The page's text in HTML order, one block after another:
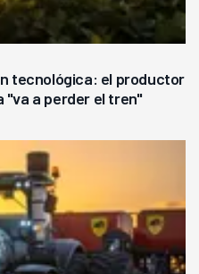
tecnológica: el productor
"va a perder el tren"